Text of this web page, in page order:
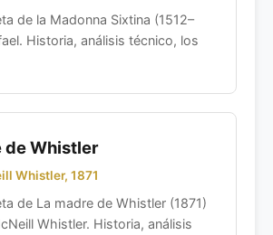
de la Madonna Sixtina (1512–
Historia, análisis técnico, los
de Whistler
Whistler, 1871
de La madre de Whistler (1871)
Whistler. Historia, análisis